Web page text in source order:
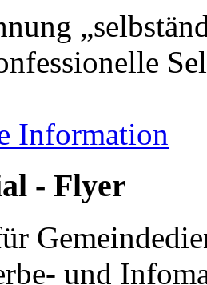
Information
- Flyer
und